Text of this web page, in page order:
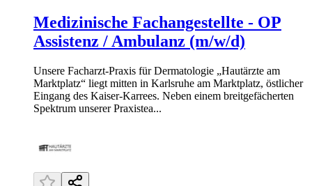
Medizinische Fachangestellte - OP
Assistenz / Ambulanz (m/w/d)
Unsere Facharzt-Praxis für Dermatologie „Hautärzte am
Marktplatz“ liegt mitten in Karlsruhe am Marktplatz, östlicher
Eingang des Kaiser-Karrees. Neben einem breitgefächerten
Spektrum unserer Praxistea...